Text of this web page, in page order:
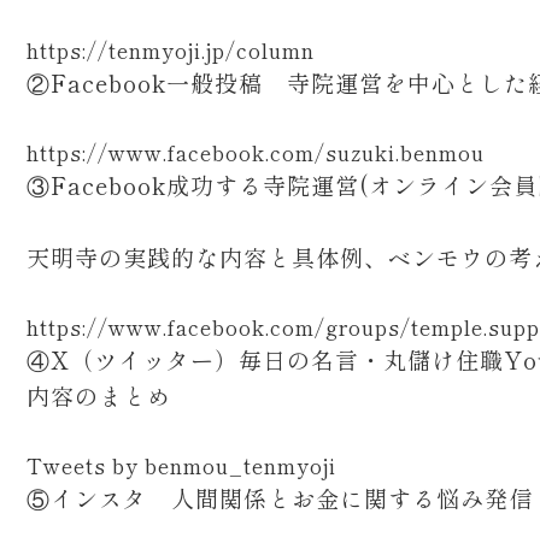
https://tenmyoji.jp/column
②Facebook一般投稿 寺院運営を中心とした
https://www.facebook.com/suzuki.benmou
③Facebook成功する寺院運営(オンライン会
天明寺の実践的な内容と具体例、ベンモウの考
https://www.facebook.com/groups/
④X（ツイッター）毎日の名言・丸儲け住職
内容のまとめ
Tweets by benmou_tenmyoji
⑤インスタ 人間関係とお金に関する悩み発